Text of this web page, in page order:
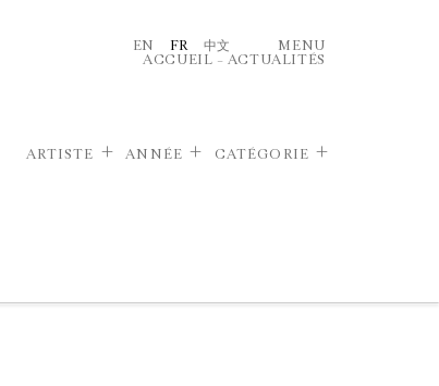
EN FR 中文
MENU
ACCUEIL – ACTUALITÉS
ARTISTE ANNÉE CATÉGORIE